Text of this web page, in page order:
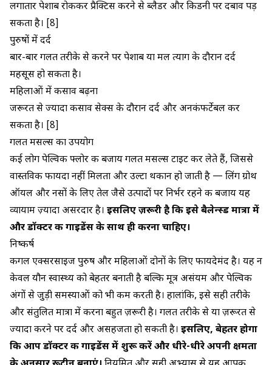
लगातार पेशाब रोककर प्रैक्टिस करने से ब्लैडर और किडनी पर दबाव पड़
सकता है। [8]
पुरुषों में दर्द
बार-बार गलत तरीके से करने पर पेशाब या मल त्याग के दौरान दर्द
महसूस हो सकता है।
महिलाओं में कसाव बढ़ना
जरूरत से ज्यादा कसाव सेक्स के दौरान दर्द और अनकंफर्टेबल कर
सकता है। [8]
गलत मसल्स का उपयोग
कई लोग पेल्विक फ्लोर की बजाय गलत मसल्स टाइट कर लेते हैं, जिससे
वास्तविक फायदा नहीं मिलता और उल्टा थकान हो जाती है — लिंग ग्रोथ
ऑयल और नसों के लिए तेलजैसे उत्पादों पर निर्भर रहने की बजाय यह
व्यायाम ज़्यादा असरदार है। इसलिए ज़रूरी है कि इसे बैलेन्स्ड मात्रा में
और डॉक्टर की गाइडेंस के साथ ही करना चाहिए।
निष्कर्ष
कीगल एक्सरसाइज पुरुष और महिलाओं दोनों के लिए फायदेमंद है। यह न
केवल यौन स्वास्थ्य को बेहतर बनाती है बल्कि मूत्र असंयम और पेल्विक
अंगों से जुड़ी समस्याओं को भी कम करती है। हालांकि, इसे सही तरीके
और संतुलित मात्रा में करना बहुत ज़रूरी है। गलत तरीके से या ज़रूरत से
ज्यादा करने पर दर्द और असहजता हो सकती है। इसलिए, बेहतर होगा
कि आप डॉक्टर की गाइडेंस में शुरू करें और धीरे-धीरे अपनी क्षमता